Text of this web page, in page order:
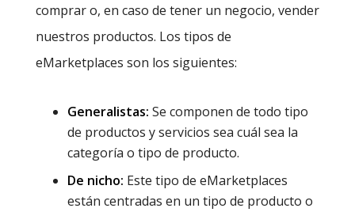
comprar o, en caso de tener un negocio, vender
nuestros productos. Los tipos de
eMarketplaces son los siguientes:
Generalistas: Se componen de todo tipo
de productos y servicios sea cuál sea la
categoría o tipo de producto.
De nicho: Este tipo de eMarketplaces
están centradas en un tipo de producto o